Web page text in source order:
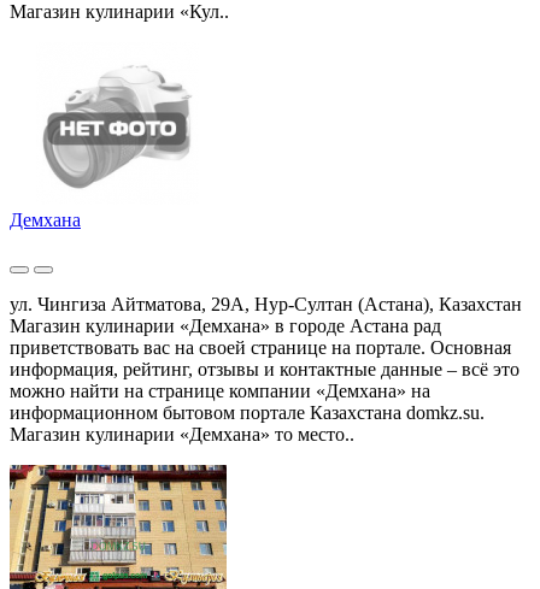
Магазин кулинарии «Кул..
Демхана
ул. Чингиза Айтматова, 29А, Нур-Султан (Астана), Казахстан
Магазин кулинарии «Демхана» в городе Астана рад
приветствовать вас на своей странице на портале. Основная
информация, рейтинг, отзывы и контактные данные – всё это
можно найти на странице компании «Демхана» на
информационном бытовом портале Казахстана domkz.su.
Магазин кулинарии «Демхана» то место..